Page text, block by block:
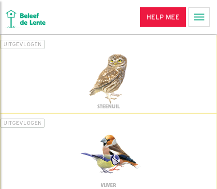
HELP MEE
UITGEVLOGEN
STEENUIL
UITGEVLOGEN
VIJVER